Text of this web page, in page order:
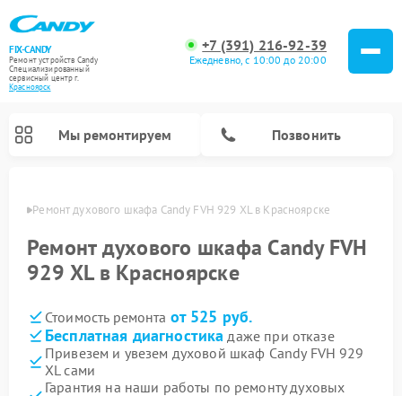
FIX-CANDY
Ремонт устройств Candy
Специализированный
cервисный центр г.
Красноярск
+7 (391) 216-92-39
Ежедневно, с 10:00 до 20:00
Мы ремонтируем Позвонить
Ремонт духового шкафа Candy FVH 929 XL в Красноярске
Ремонт духового шкафа Candy FVH
929 XL в Красноярске
Стоимость ремонта от 525 руб.
Бесплатная диагностика даже при отказе
Привезем и увезем духовой шкаф Candy FVH 929
XL сами
Гарантия на наши работы по ремонту духовых